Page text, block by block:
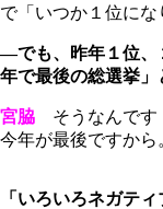
で「いつか１位にな
―でも、昨年１位、
年で最後の総選挙」
宮脇 そうなんです
今年が最後ですから
「いろいろネガテ